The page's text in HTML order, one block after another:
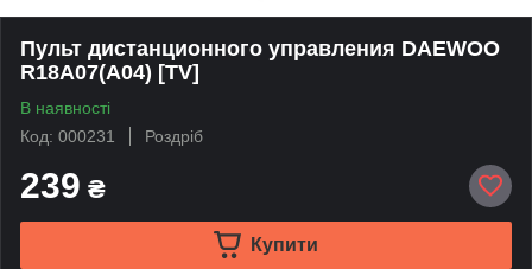
Пульт дистанционного управления DAEWOO
R18A07(A04) [TV]
В наявності
Код: 000231
Роздріб
239 ₴
Купити